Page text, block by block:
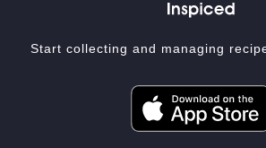
Start collecting and managing